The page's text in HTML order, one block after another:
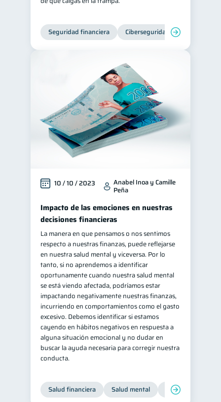
Seguridad financiera Ciberseguridad
10 / 10 / 2023 Anabel Inoa y Camille
Peña
Impacto de las emociones en nuestras
decisiones financieras
La manera en que pensamos o nos sentimos
respecto a nuestras finanzas, puede reflejarse
en nuestra salud mental y viceversa. Por lo
tanto, si no aprendemos a identificar
oportunamente cuando nuestra salud mental
se está viendo afectada, podríamos estar
impactando negativamente nuestras finanzas,
incurriendo en comportamientos como el gasto
excesivo. Debemos identificar si estamos
cayendo en hábitos negativos en respuesta a
alguna situación emocional y no dudar en
buscar la ayuda necesaria para corregir nuestra
conducta.
Salud financiera Salud mental Inclusión